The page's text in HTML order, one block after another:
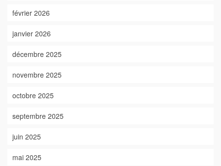
février 2026
janvier 2026
décembre 2025
novembre 2025
octobre 2025
septembre 2025
juin 2025
mai 2025